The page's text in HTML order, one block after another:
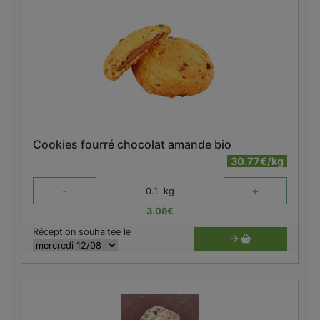
Cookies fourré chocolat amande bio
30.77€/kg
- 0.1 kg +
3.08€
Réception souhaitée le